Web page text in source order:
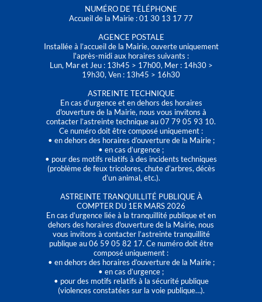
NUMÉRO DE TÉLÉPHONE
Accueil de la Mairie : 01 30 13 17 77
AGENCE POSTALE
Installée à l’accueil de la Mairie, ouverte uniquement
l'après-midi aux horaires suivants :
Lun, Mar et Jeu : 13h45 > 17h00, Mer : 14h30 >
19h30, Ven : 13h45 > 16h30
ASTREINTE TECHNIQUE
En cas d’urgence et en dehors des horaires
d'ouverture de la Mairie, nous vous invitons à
contacter l’astreinte technique au 07 79 05 93 10.
Ce numéro doit être composé uniquement :
• en dehors des horaires d’ouverture de la Mairie ;
• en cas d’urgence ;
• pour des motifs relatifs à des incidents techniques
(problème de feux tricolores, chute d’arbres, décès
d’un animal, etc.).
ASTREINTE TRANQUILLITÉ PUBLIQUE À
COMPTER DU 1ER MARS 2026
En cas d’urgence liée à la tranquillité publique et en
dehors des horaires d'ouverture de la Mairie, nous
vous invitons à contacter l’astreinte tranquillité
publique au 06 59 05 82 17. Ce numéro doit être
composé uniquement :
• en dehors des horaires d’ouverture de la Mairie ;
• en cas d’urgence ;
• pour des motifs relatifs à la sécurité publique
(violences constatées sur la voie publique…).